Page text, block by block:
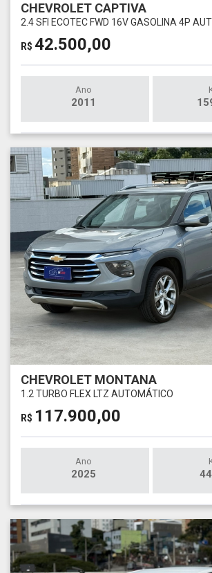
CHEVROLET CAPTIVA
2.4 SFI ECOTEC FWD 16V GASOLINA 4P
R$ 42.500,00
Ano
2011
CHEVROLET MONTANA
1.2 TURBO FLEX LTZ AUTOMÁTICO
R$ 117.900,00
Ano
2025